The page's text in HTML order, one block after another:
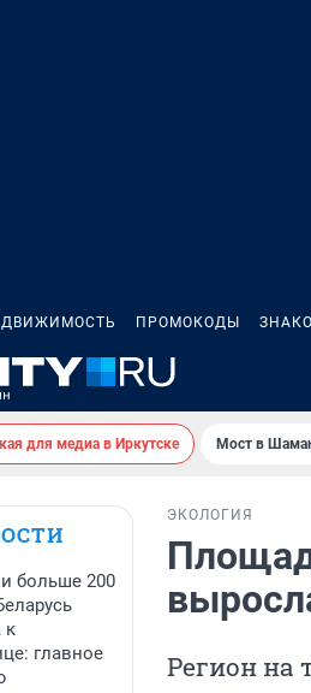
ПРОМОКОДЫ
для медиа в Иркутске Мост в
больше 200
к
главное
ЭКОЛОГИЯ
Регион на